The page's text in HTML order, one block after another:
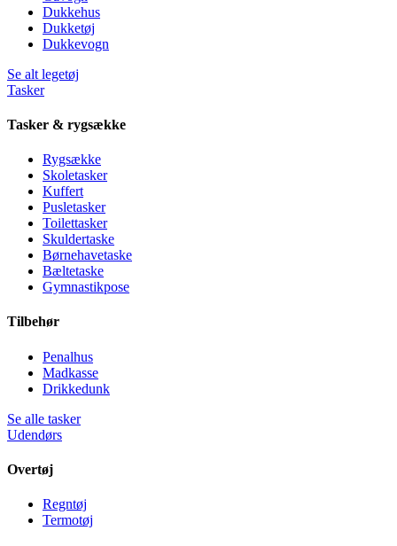
Dukkehus
Dukketøj
Dukkevogn
Se alt legetøj
Tasker
Tasker & rygsække
Rygsække
Skoletasker
Kuffert
Pusletasker
Toilettasker
Skuldertaske
Børnehavetaske
Bæltetaske
Gymnastikpose
Tilbehør
Penalhus
Madkasse
Drikkedunk
Se alle tasker
Udendørs
Overtøj
Regntøj
Termotøj